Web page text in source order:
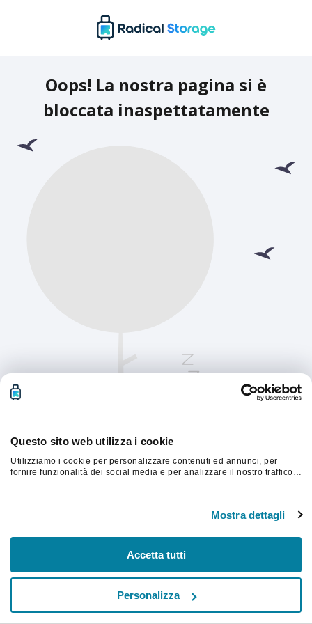
Questo sito web utilizza i cookie
Utilizziamo i cookie per personalizzare contenuti ed annunci, per
fornire funzionalità dei social media e per analizzare il nostro traffico.
che hai fornito loro o che hanno raccolto dal tuo utilizzo dei loro
Mostra dettagli
Accetta tutti
Personalizza
Oops! La nostra pagina si è
bloccata inaspettatamente
Aggiorna la pagina per continuare.
Aggiorna